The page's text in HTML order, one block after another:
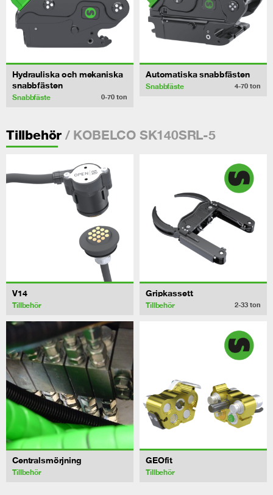
Hydrauliska och mekaniska
snabbfästen
Snabbfäste 0-70 ton
Automatiska snabbfästen
Snabbfäste 4-70 ton
Tillbehör / KOBELCO SK140SRL-5
V14
Tillbehör
Gripkassett
Tillbehör 2-33 ton
Centralsmörjning
Tillbehör
GEOfit
Tillbehör